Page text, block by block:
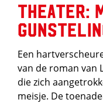
Theater:
Een
van de roman van
die zich
meisje. De